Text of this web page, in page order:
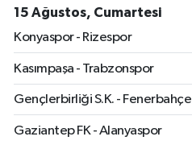
15 Ağustos, Cumartesi
Konyaspor - Rizespor
Kasımpaşa - Trabzonspor
Gençlerbirliği S.K. - Fenerbahçe
Gaziantep FK - Alanyaspor